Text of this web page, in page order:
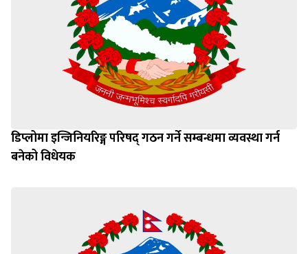
डिप्लोमा इन्जिनियरिङ्ग परिषद् गठन गर्ने सम्बन्धमा व्यवस्था गर्न
बनेको विधेयक